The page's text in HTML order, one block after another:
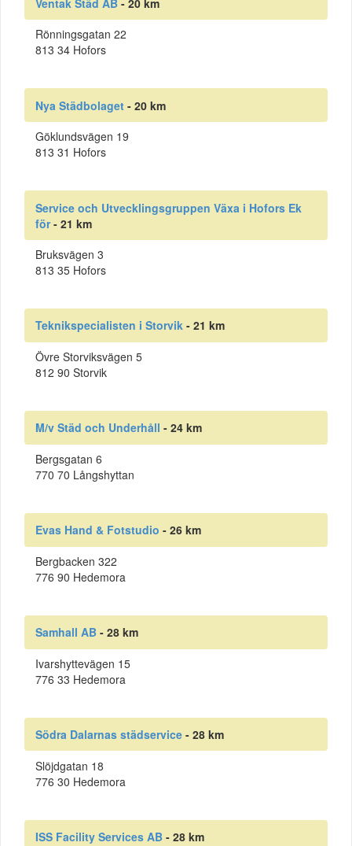
Rönningsgatan 22
813 34 Hofors
Nya Städbolaget - 20 km
Göklundsvägen 19
813 31 Hofors
Service och Utvecklingsgruppen Växa i Hofors Ek
för- 21 km
Bruksvägen 3
813 35 Hofors
Teknikspecialisten i Storvik - 21 km
Övre Storviksvägen 5
812 90 Storvik
M/v Städ och Underhåll - 24 km
Bergsgatan 6
770 70 Långshyttan
Evas Hand & Fotstudio - 26 km
Bergbacken 322
776 90 Hedemora
Samhall AB - 28 km
Ivarshyttevägen 15
776 33 Hedemora
Södra Dalarnas städservice - 28 km
Slöjdgatan 18
776 30 Hedemora
ISS Facility Services AB - 28 km